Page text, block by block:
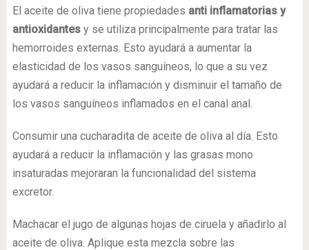
El aceite de oliva tiene propiedades anti inflamatorias y
antioxidantesy se utiliza principalmente para tratar las
hemorroides externas. Esto ayudará a aumentar la
elasticidad de los vasos sanguíneos, lo que a su vez
ayudará a reducir la inflamación y disminuir el tamaño de
los vasos sanguíneos inflamados en el canal anal.
Consumir una cucharadita de aceite de oliva al día. Esto
ayudará a reducir la inflamación y las grasas mono
insaturadas mejoraran la funcionalidad del sistema
excretor.
Machacar el jugo de algunas hojas de ciruela y añadirlo al
aceite de oliva. Aplique esta mezcla sobre las